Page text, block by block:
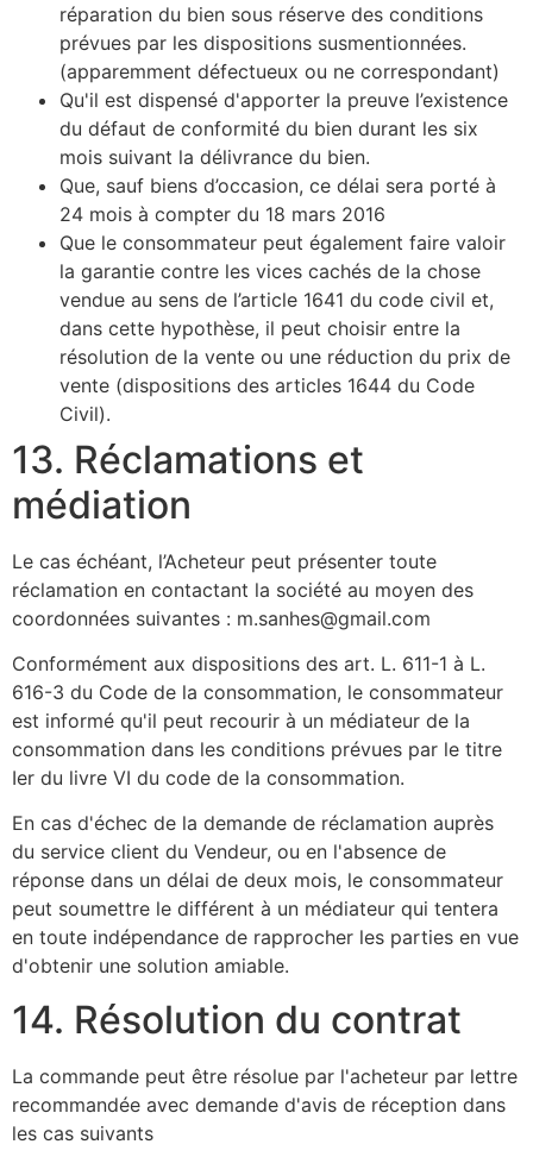
réparation du bien sous réserve des conditions
prévues par les dispositions susmentionnées.
(apparemment défectueux ou ne correspondant)
Qu'il est dispensé d'apporter la preuve l’existence
du défaut de conformité du bien durant les six
mois suivant la délivrance du bien.
Que, sauf biens d’occasion, ce délai sera porté à
24 mois à compter du 18 mars 2016
Que le consommateur peut également faire valoir
la garantie contre les vices cachés de la chose
vendue au sens de l’article 1641 du code civil et,
dans cette hypothèse, il peut choisir entre la
résolution de la vente ou une réduction du prix de
vente (dispositions des articles 1644 du Code
Civil).
13. Réclamations et
médiation
Le cas échéant, l’Acheteur peut présenter toute
réclamation en contactant la société au moyen des
coordonnées suivantes : m.sanhes@gmail.com
Conformément aux dispositions des art. L. 611-1 à L.
616-3 du Code de la consommation, le consommateur
est informé qu'il peut recourir à un médiateur de la
consommation dans les conditions prévues par le titre
Ier du livre VI du code de la consommation.
En cas d'échec de la demande de réclamation auprès
du service client du Vendeur, ou en l'absence de
réponse dans un délai de deux mois, le consommateur
peut soumettre le différent à un médiateur qui tentera
en toute indépendance de rapprocher les parties en vue
d'obtenir une solution amiable.
14. Résolution du contrat
La commande peut être résolue par l'acheteur par lettre
recommandée avec demande d'avis de réception dans
les cas suivants